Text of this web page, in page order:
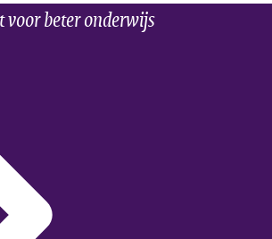
voor beter onderwijs